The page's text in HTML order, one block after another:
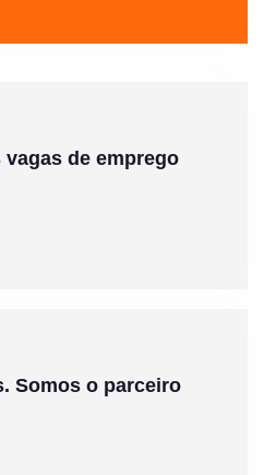
de emprego
Somos o parceiro